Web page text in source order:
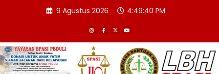
9 Agustus 2026 4:49:41 PM